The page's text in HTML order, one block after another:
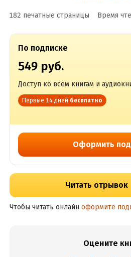
182 печатные страницы Время
По подписке
549 руб.
Доступ ко всем книгам и
Первые 14 дней бесплатно
Оформить
Читать отрывок
Чтобы читать онлайн оформите
Оцените